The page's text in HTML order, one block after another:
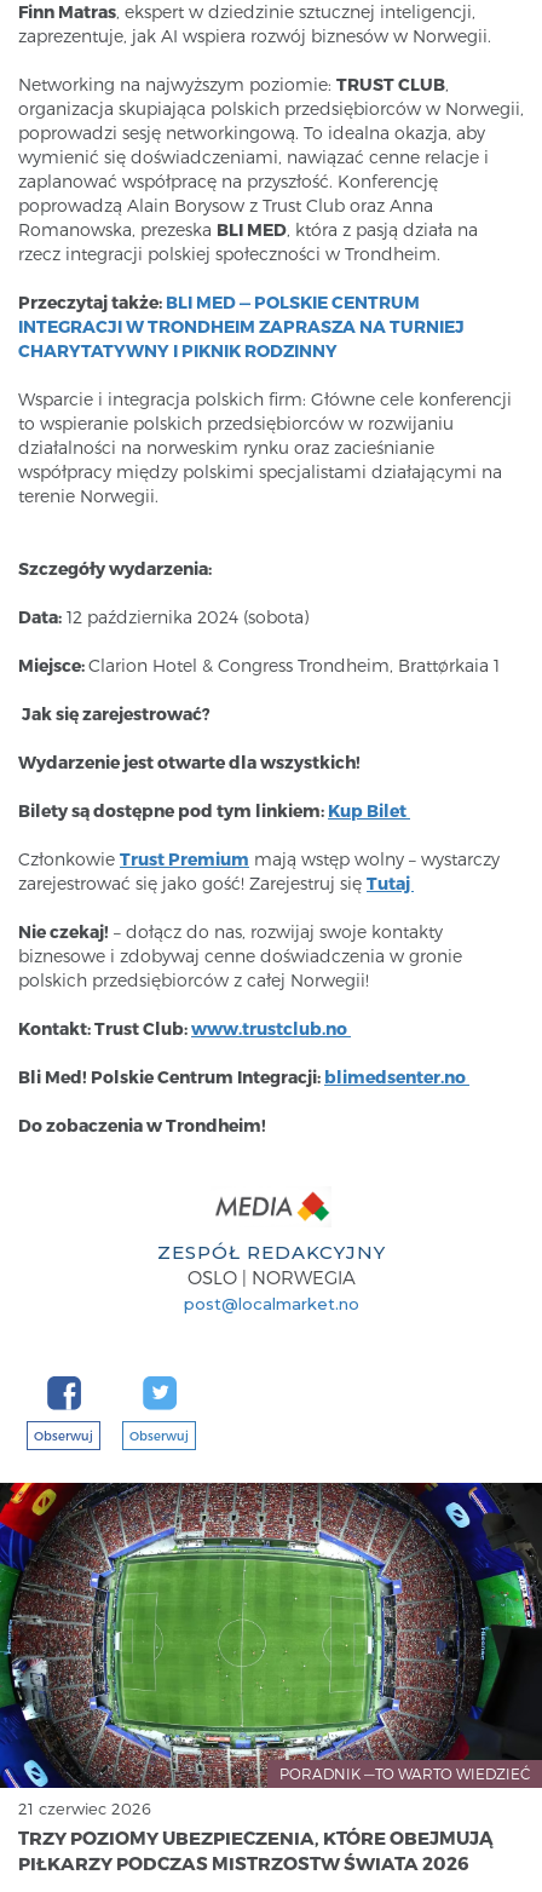
Finn Matras, ekspert w dziedzinie sztucznej inteligencji,
zaprezentuje, jak AI wspiera rozwój biznesów w Norwegii.
Networking na najwyższym poziomie: TRUST CLUB,
organizacja skupiająca polskich przedsiębiorców w Norwegii,
poprowadzi sesję networkingową. To idealna okazja, aby
wymienić się doświadczeniami, nawiązać cenne relacje i
zaplanować współpracę na przyszłość. Konferencję
poprowadzą Alain Borysow z Trust Club oraz Anna
Romanowska, prezeska BLI MED, która z pasją działa na
rzecz integracji polskiej społeczności w Trondheim.
Przeczytaj także: BLI MED — POLSKIE CENTRUM
INTEGRACJI W TRONDHEIM ZAPRASZA NA TURNIEJ
CHARYTATYWNY I PIKNIK RODZINNY
Wsparcie i integracja polskich firm: Główne cele konferencji
to wspieranie polskich przedsiębiorców w rozwijaniu
działalności na norweskim rynku oraz zacieśnianie
współpracy między polskimi specjalistami działającymi na
terenie Norwegii.
Szczegóły wydarzenia:
Data: 12 października 2024 (sobota)
Miejsce:Clarion Hotel & Congress Trondheim, Brattørkaia 1
Jak się zarejestrować?
Wydarzenie jest otwarte dla wszystkich!
Bilety są dostępne pod tym linkiem: Kup Bilet
Członkowie Trust Premium mają wstęp wolny – wystarczy
zarejestrować się jako gość! Zarejestruj się Tutaj
Nie czekaj! – dołącz do nas, rozwijaj swoje kontakty
biznesowe i zdobywaj cenne doświadczenia w gronie
polskich przedsiębiorców z całej Norwegii!
Kontakt: Trust Club:www.trustclub.no
Bli Med! Polskie Centrum Integracji: blimedsenter.no
Do zobaczenia w Trondheim!
ZESPÓŁ REDAKCYJNY
OSLO | NORWEGIA
post@localmarket.no
Obserwuj Obserwuj
PORADNIK —TO WARTO WIEDZIEĆ
21 czerwiec 2026
TRZY POZIOMY UBEZPIECZENIA, KTÓRE OBEJMUJĄ
PIŁKARZY PODCZAS MISTRZOSTW ŚWIATA 2026